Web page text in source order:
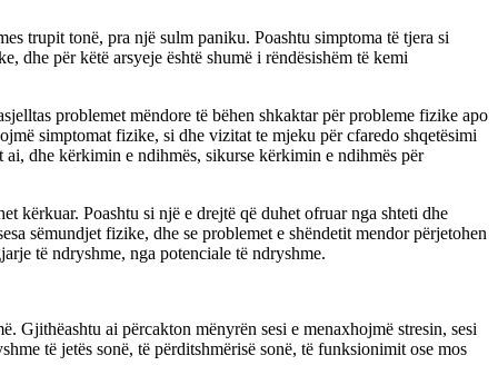
trupit tonë, pra një sulm paniku. Poashtu simptoma të tjera si
dhe për këtë arsyeje është shumë i rëndësishëm të kemi
problemet mëndore të bëhen shkaktar për probleme fizike apo
simptomat fizike, si dhe vizitat te mjeku për cfaredo shqetësimi
ai, dhe kërkimin e ndihmës, sikurse kërkimin e ndihmës për
kërkuar. Poashtu si një e drejtë që duhet ofruar nga shteti dhe
sëmundjet fizike, dhe se problemet e shëndetit mendor përjetohen
të ndryshme, nga potenciale të ndryshme.
Gjithëashtu ai përcakton mënyrën sesi e menaxhojmë stresin, sesi
të jetës sonë, të përditshmërisë sonë, të funksionimit ose mos